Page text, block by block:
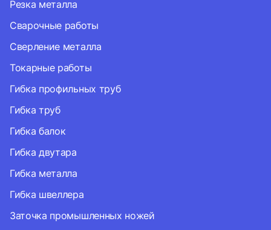
Резка металла
Сварочные работы
Сверление металла
Токарные работы
Гибка профильных труб
Гибка труб
Гибка балок
Гибка двутара
Гибка металла
Гибка швеллера
Заточка промышленных ножей